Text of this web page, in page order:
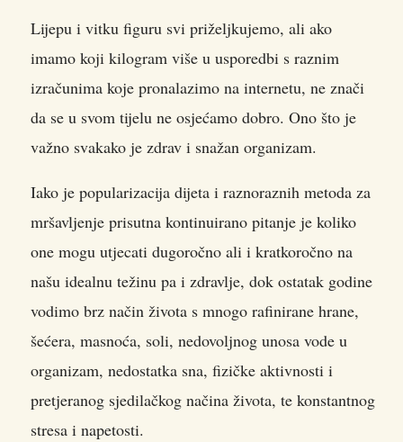
Lijepu i vitku figuru svi priželjkujemo, ali ako
imamo koji kilogram više u usporedbi s raznim
izračunima koje pronalazimo na internetu, ne znači
da se u svom tijelu ne osjećamo dobro. Ono što je
važno svakako je zdrav i snažan organizam.
Iako je popularizacija dijeta i raznoraznih metoda za
mršavljenje prisutna kontinuirano pitanje je koliko
one mogu utjecati dugoročno ali i kratkoročno na
našu idealnu težinu pa i zdravlje, dok ostatak godine
vodimo brz način života s mnogo rafinirane hrane,
šećera, masnoća, soli, nedovoljnog unosa vode u
organizam, nedostatka sna, fizičke aktivnosti i
pretjeranog sjedilačkog načina života, te konstantnog
stresa i napetosti.